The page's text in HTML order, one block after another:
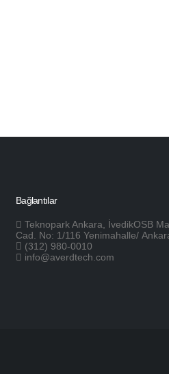
Bağlantılar
Teknopark Ankara, İvedikOSB
Cad. No: 1/116 Yenimahalle/
(312) 980-0010
info@averdtech.com